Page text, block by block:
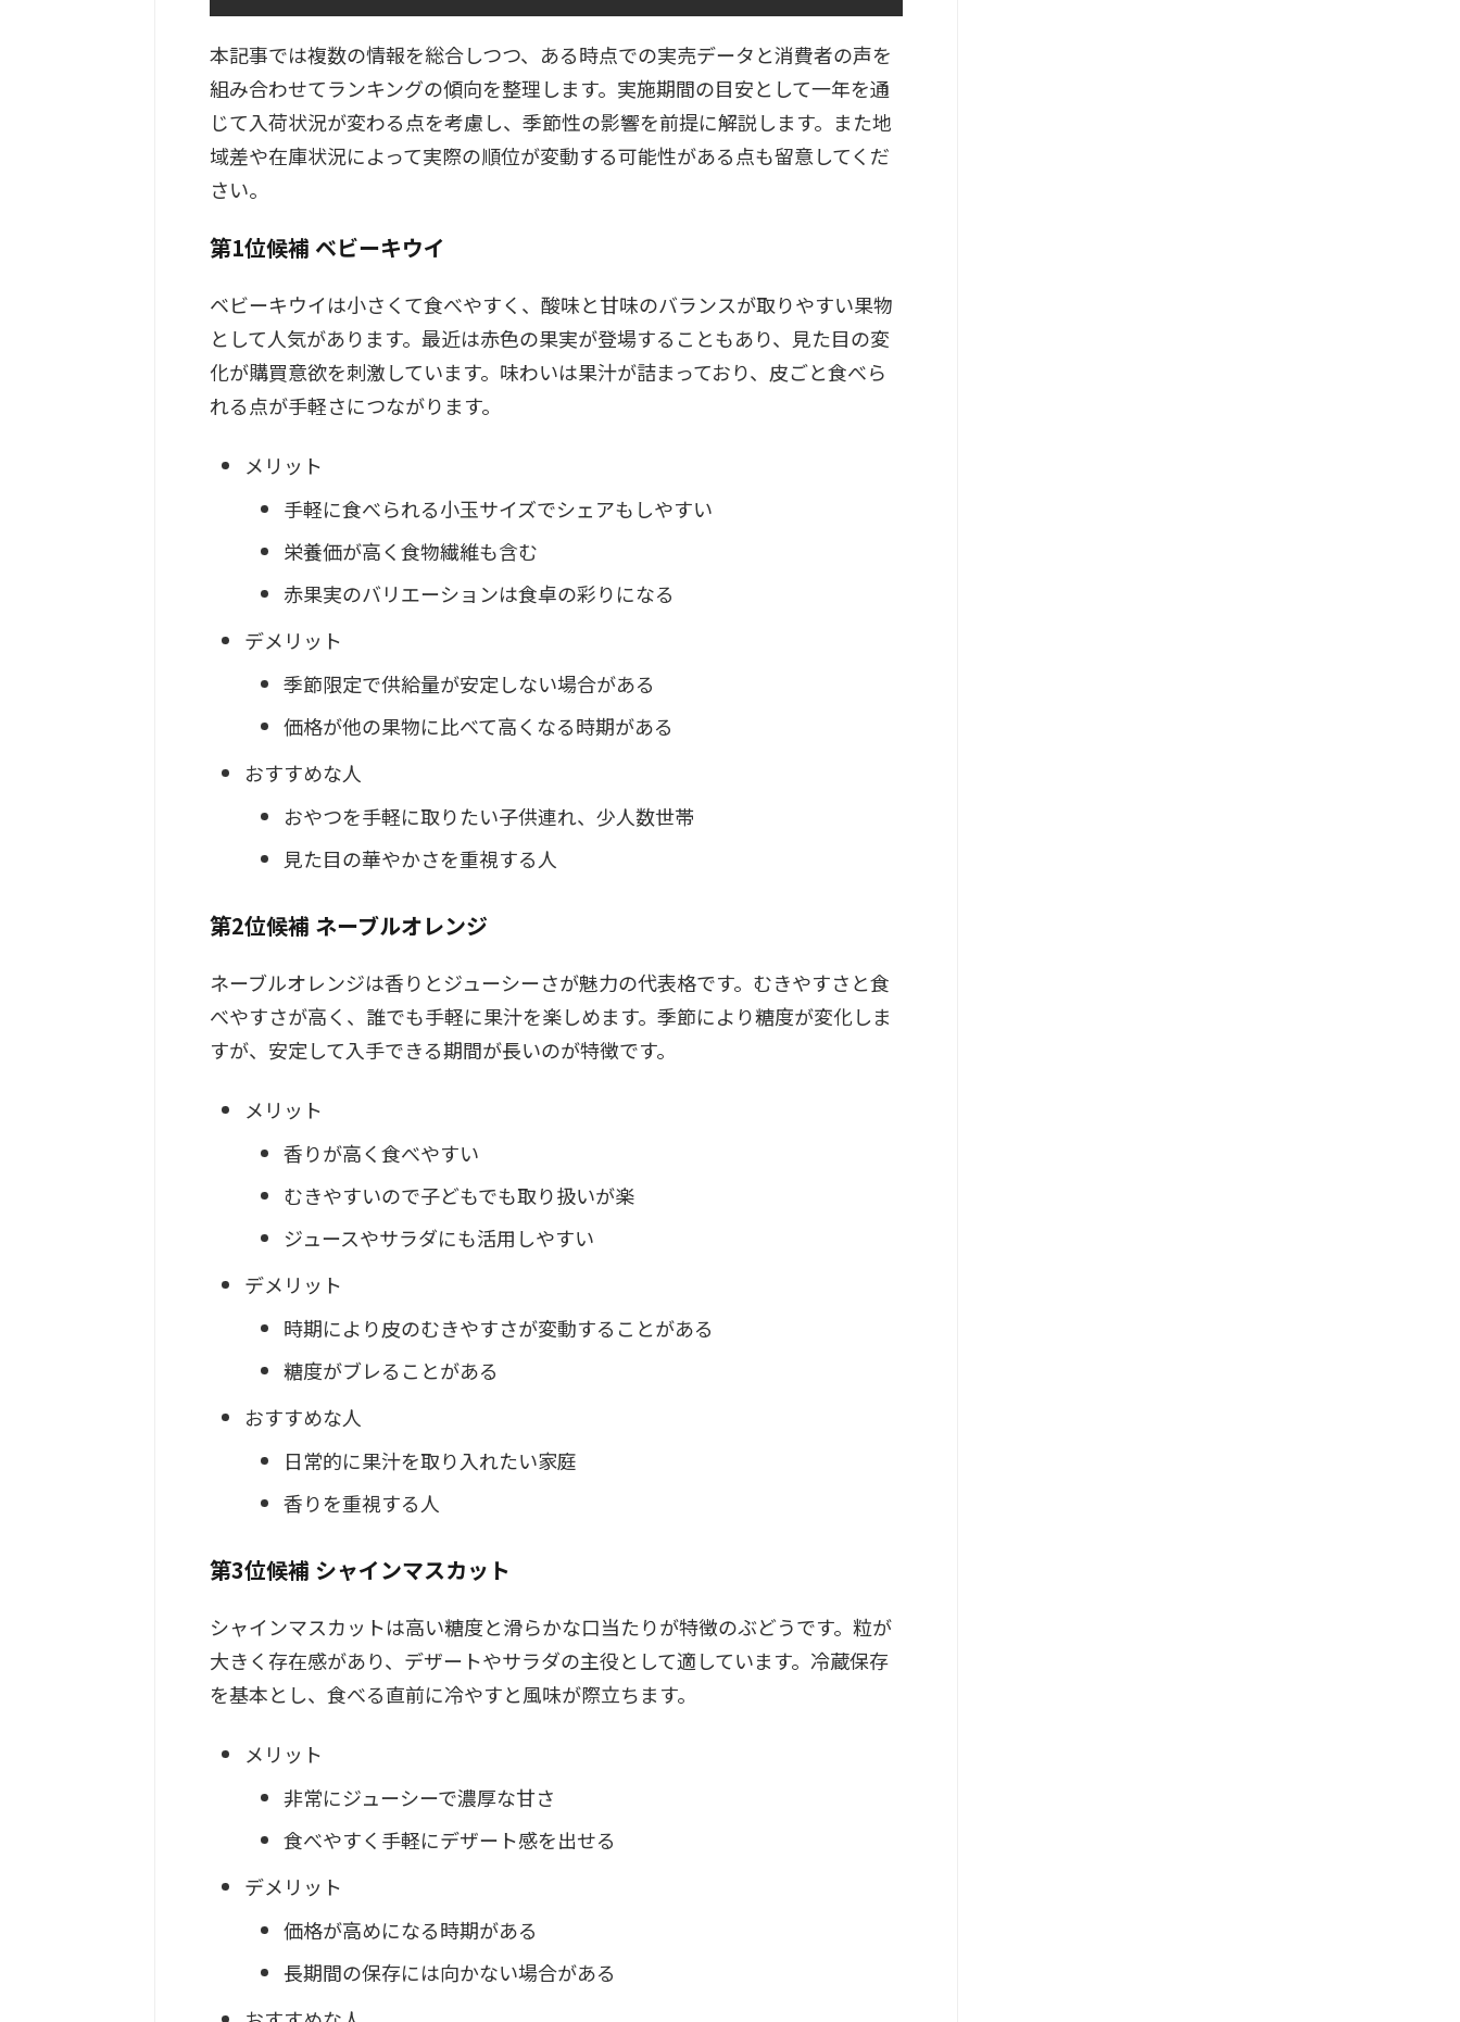
本記事では複数の情報を総合しつつ、ある時点での実売データと消費者の声を
組み合わせてランキングの傾向を整理します。実施期間の目安として一年を通
じて入荷状況が変わる点を考慮し、季節性の影響を前提に解説します。また地
域差や在庫状況によって実際の順位が変動する可能性がある点も留意してくだ
さい。
第1位候補 ベビーキウイ
ベビーキウイは小さくて食べやすく、酸味と甘味のバランスが取りやすい果物
として人気があります。最近は赤色の果実が登場することもあり、見た目の変
化が購買意欲を刺激しています。味わいは果汁が詰まっており、皮ごと食べら
れる点が手軽さにつながります。
メリット
手軽に食べられる小玉サイズでシェアもしやすい
栄養価が高く食物繊維も含む
赤果実のバリエーションは食卓の彩りになる
デメリット
季節限定で供給量が安定しない場合がある
価格が他の果物に比べて高くなる時期がある
おすすめな人
おやつを手軽に取りたい子供連れ、少人数世帯
見た目の華やかさを重視する人
第2位候補 ネーブルオレンジ
ネーブルオレンジは香りとジューシーさが魅力の代表格です。むきやすさと食
べやすさが高く、誰でも手軽に果汁を楽しめます。季節により糖度が変化しま
すが、安定して入手できる期間が長いのが特徴です。
メリット
香りが高く食べやすい
むきやすいので子どもでも取り扱いが楽
ジュースやサラダにも活用しやすい
デメリット
時期により皮のむきやすさが変動することがある
糖度がブレることがある
おすすめな人
日常的に果汁を取り入れたい家庭
香りを重視する人
第3位候補 シャインマスカット
シャインマスカットは高い糖度と滑らかな口当たりが特徴のぶどうです。粒が
大きく存在感があり、デザートやサラダの主役として適しています。冷蔵保存
を基本とし、食べる直前に冷やすと風味が際立ちます。
メリット
非常にジューシーで濃厚な甘さ
食べやすく手軽にデザート感を出せる
デメリット
価格が高めになる時期がある
長期間の保存には向かない場合がある